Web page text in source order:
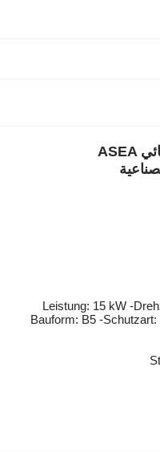
معلومات إضافية — محرك كهربائي ASEA
Leistung: 15 kW -
Bauform: B5 -